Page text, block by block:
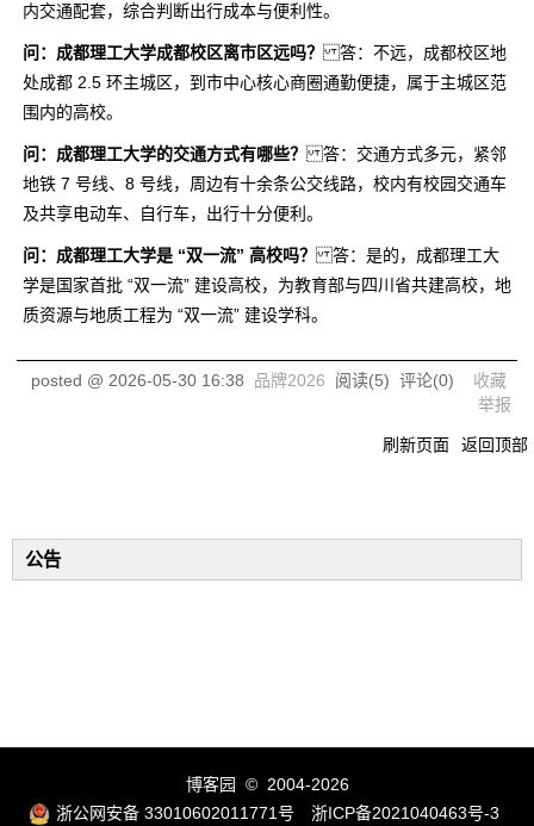
内交通配套，综合判断出行成本与便利性。
问：成都理工大学成都校区离市区远吗？ 答：不远，成都校区地
处成都 2.5 环主城区，到市中心核心商圈通勤便捷，属于主城区范
围内的高校。
问：成都理工大学的交通方式有哪些？ 答：交通方式多元，紧邻
地铁 7 号线、8 号线，周边有十余条公交线路，校内有校园交通车
及共享电动车、自行车，出行十分便利。
问：成都理工大学是 “双一流” 高校吗？ 答：是的，成都理工大
学是国家首批 “双一流” 建设高校，为教育部与四川省共建高校，地
质资源与地质工程为 “双一流” 建设学科。
posted @ 2026-05-30 16:38 品牌2026 阅读(5) 评论(0) 收藏
举报
刷新页面 返回顶部
公告
博客园
© 2004-2026
浙公网安备 33010602011771号
浙ICP备2021040463号-3